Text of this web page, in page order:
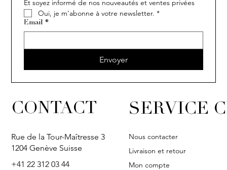
Et soyez informé de nos nouveautés et ventes privées
Oui, je m'abonne à votre newsletter. *
Email *
Envoyer
CONTACT
Rue de la Tour-Maîtresse 3
1204 Genève Suisse
+41 22 312 03 44
SERVICE
Nous contacter
Livraison et retour
Mon compte